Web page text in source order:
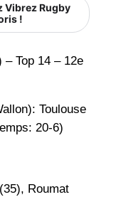
Vibrez Rugby
!
– Top 14 – 12e
Toulouse
20-6)
Roumat